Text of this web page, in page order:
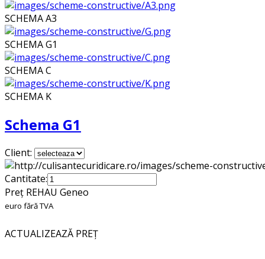
SCHEMA A3
SCHEMA G1
SCHEMA C
SCHEMA K
Schema G1
Client:
Cantitate:
Preț REHAU Geneo
euro fără TVA
ACTUALIZEAZĂ PREȚ